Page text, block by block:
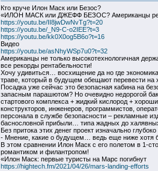
Кто круче Илон Маск или Безос?
«ИЛОН МАСК или ДЖЕФФ БЕЗОС? Американцы
https://youtu.be/II8jwDwNvTg?t=20
https://youtu.be/_N9-C-o2IEE?t=3
https://youtu.be/kk0X0og5B6o?t=16
Видео
https://youtu.be/asNhyWSp7u0?t=32
Американцы не только высокотехнологичная
все рекорды рентабельности!
Хочу удивиться… восхищение да но где
траве, который в будущем обещают перевести
Посадка уже сейчас это безопасная кабина на
запасным парашютом? Но очевидно недорогой
стартового комплекса + жидкий кислород +
конструкторов, инженеров, программистов,
персонала в службе безопасности – рекламные
баснословной прибыли… типа жадных до
Без притока этих денег проект изначально
- Мнение, какие о будущем… ведь еще ниже хотя
В этом сравнении Илон Маск с его полетом в 1-
романтиком и филантропом!
«Илон Маск: первые туристы на Марс погибнут
https://hightech.fm/2021/04/26/mars-landing-efforts